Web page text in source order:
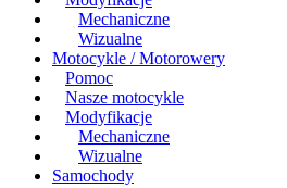
Mechaniczne
Wizualne
Motocykle / Motorowery
Pomoc
Nasze motocykle
Modyfikacje
Mechaniczne
Wizualne
Samochody